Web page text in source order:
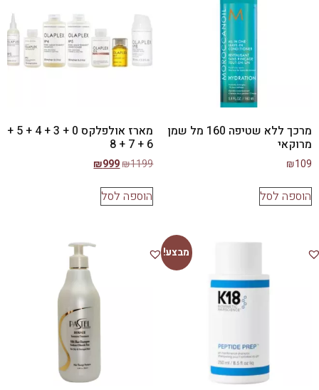
מרכך ללא שטיפה 160 מל שמן
מרוקאי
₪109
הוספה לסל
מארז אולפלקס 0 + 3 + 4 + 5 +
6 + 7 + 8
₪1199
₪999
הוספה לסל
מבצע!